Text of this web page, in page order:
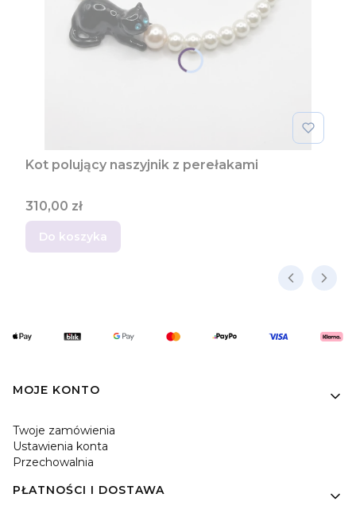
Kot polujący naszyjnik z perełakami
Cena
310,00 zł
Do koszyka
Linki w stopce
MOJE KONTO
Twoje zamówienia
Ustawienia konta
Przechowalnia
PŁATNOŚCI I DOSTAWA